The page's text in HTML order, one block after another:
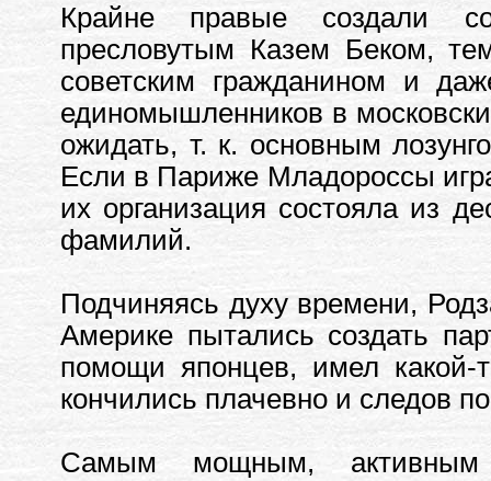
Крайне правые создали
пресловутым Казем Беком,
советским гражданином и
единомышленников в
ожидать, т. к. основным
Если в Париже Младороссы
их организация состояла из
фамилий.
Подчиняясь духу времени,
Америке пытались создать
помощи японцев, имел какой-
кончились плачевно и следов
Самым мощным, активным